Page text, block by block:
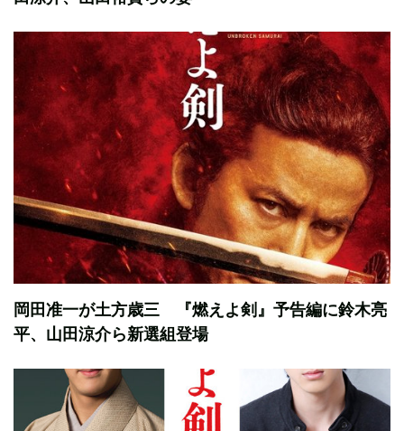
岡田准一が土方歳三 『燃えよ剣』予告編に鈴木亮
平、山田涼介ら新選組登場